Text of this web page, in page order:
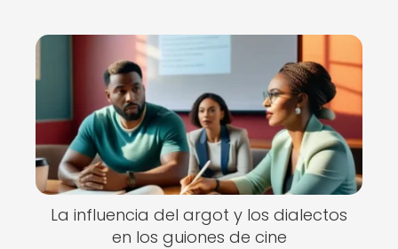
La influencia del argot y los dialectos
en los guiones de cine